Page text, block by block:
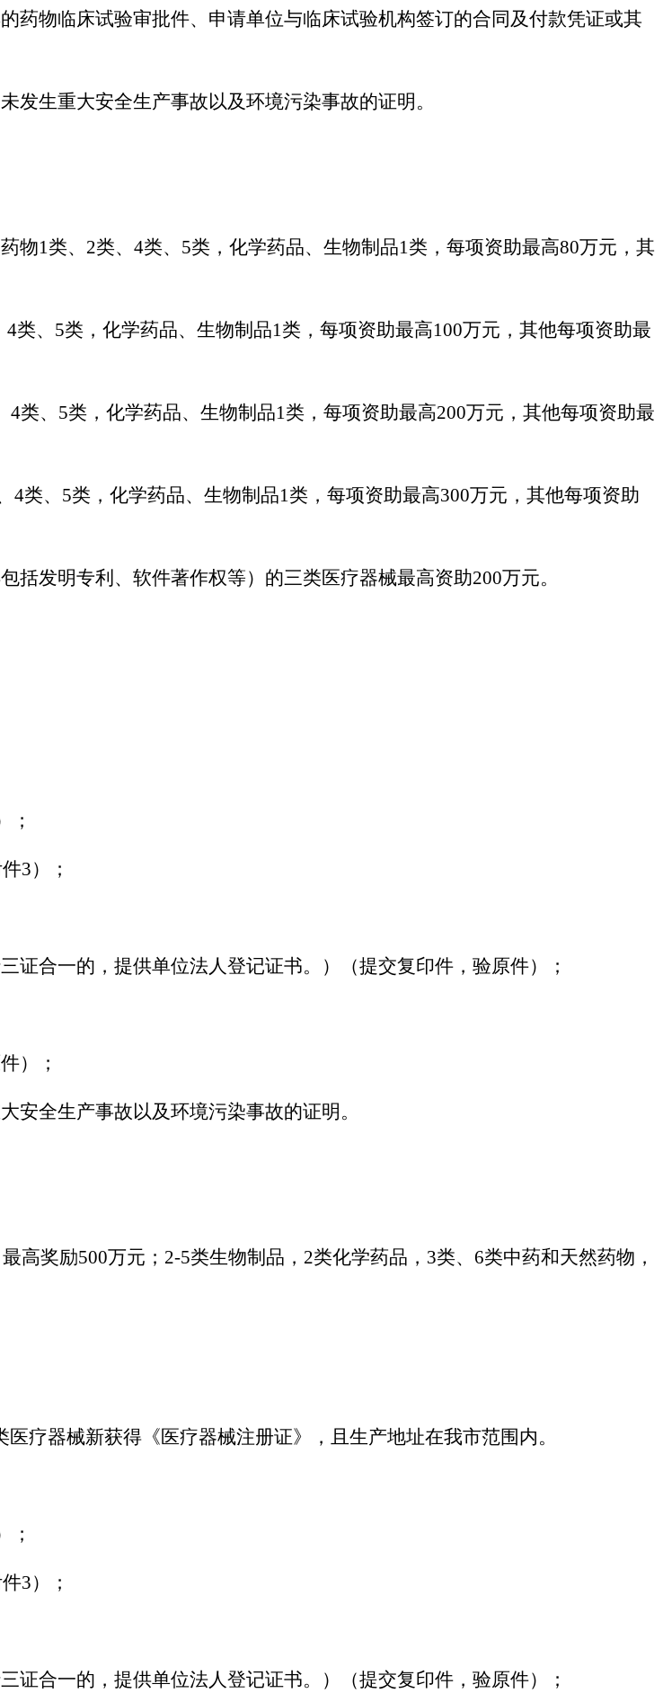
药物临床试验审批件、申请单位与临床试验机构签订的合同及付款凭证或其
发生重大安全生产事故以及环境污染事故的证明。
物1类、2类、4类、5类，化学药品、生物制品1类，每项资助最高80万元，其
类、5类，化学药品、生物制品1类，每项资助最高100万元，其他每项资助最
类、5类，化学药品、生物制品1类，每项资助最高200万元，其他每项资助最
4类、5类，化学药品、生物制品1类，每项资助最高300万元，其他每项资助
括发明专利、软件著作权等）的三类医疗器械最高资助200万元。
；
3）；
证合一的，提供单位法人登记证书。）（提交复印件，验原件）；
）；
安全生产事故以及环境污染事故的证明。
高奖励500万元；2-5类生物制品，2类化学药品，3类、6类中药和天然药物，
疗器械新获得《医疗器械注册证》，且生产地址在我市范围内。
；
3）；
证合一的，提供单位法人登记证书。）（提交复印件，验原件）；